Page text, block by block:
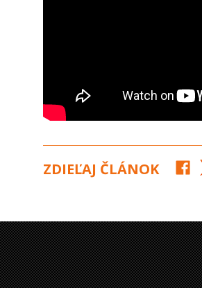
ZDIEĽAJ ČLÁNOK